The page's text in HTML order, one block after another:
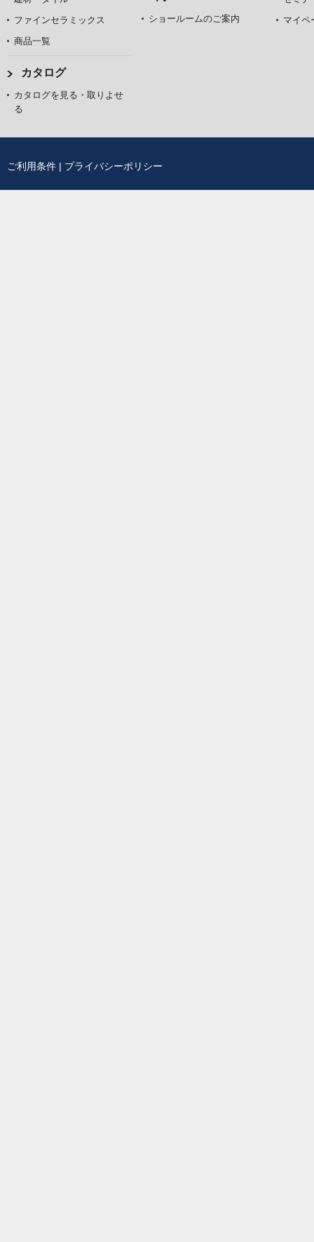
ファインセラミックス
商品一覧
カタログ
カタログを見る・取りよせ
る
ショールームのご案内
マイペ
ご利用条件 | プライバシーポリシー